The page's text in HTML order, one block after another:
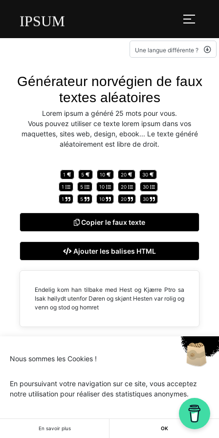
IPSUM
Une langue différente ?
Générateur norvégien de faux
textes aléatoires
Lorem ipsum a généré 25 mots pour vous.
Vous pouvez utiliser ce texte lorem ipsum dans vos
maquettes, sites web, design, ebook... Le texte généré
aléatoirement est libre de droit.
1 5 10 20 30
1 5 10 20 30
1 5 10 20 30
Copier le faux texte
Ajouter les balises HTML
Endelig kom han tilbake med Hest og Kjærre Ptro sa
Isak høilydt utenfor Døren og skjønt Hesten var rolig og
venn og stod og homret
ipsum
Nous sommes les Cookies !
En poursuivant votre navigation sur ce site, vous acceptez
notre utilisation pour réaliser des statistiques anonymes.
En savoir plus OK